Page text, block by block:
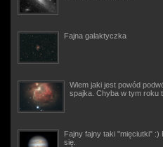
Fajna galaktyczka
Wiem jaki jest powód
spajka. Chyba w tym roku
Fajny fajny taki "mięciutki" :)
się.